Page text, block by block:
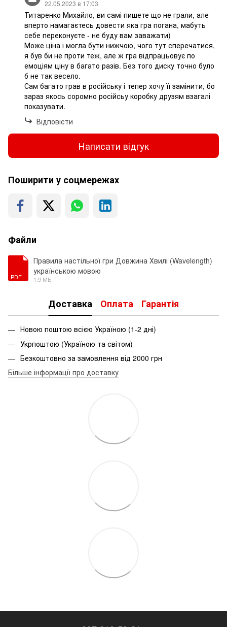
22.05.2023 в 17:03
Титаренко Михайло, ви самі пишете що не грали, але
вперто намагаєтесь довести яка гра погана, мабуть
себе переконуєте - не буду вам заважати)
Може ціна і могла бути нижчою, чого тут сперечатися,
я був би не проти теж, але ж гра відпрацьовує по
емоціям ціну в багато разів. Без того диску точно було
б не так весело.
Сам багато грав в російську і тепер хочу її замінити, бо
зараз якось соромно російсьу коробку друзям взагалі
показувати.
Відповісти
Написати відгук
Поширити у соцмережах
Файли
PDF
Правила настільної гри Довжина Хвилі (Wavelength)
українською мовою
1.9 МБ
Доставка Оплата Гарантія
Новою поштою всією Україною (1-2 дні)
Укрпоштою (Україною та світом)
Безкоштовно за замовлення від 2000 грн
Більше інформації про доставку